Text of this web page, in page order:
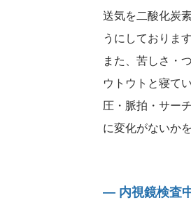
送気を二酸化炭
うにしております
また、苦しさ・
ウトウトと寝て
圧・脈拍・サー
に変化がないか
― 内視鏡検査